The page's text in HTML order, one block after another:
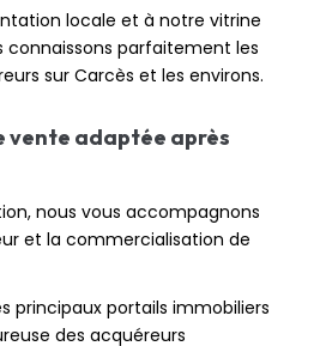
locale et à notre vitrine
connaissons parfaitement les
sur Carcès et les environs.
vente adaptée après
nous vous accompagnons
et la commercialisation de
principaux portails immobiliers
des acquéreurs